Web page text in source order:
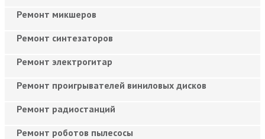
Ремонт микшеров
Ремонт синтезаторов
Ремонт электрогитар
Ремонт проигрывателей виниловых дисков
Ремонт радиостанций
Ремонт роботов пылесосы